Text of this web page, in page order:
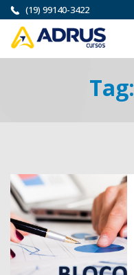
(19) 99140-3422
Tag: